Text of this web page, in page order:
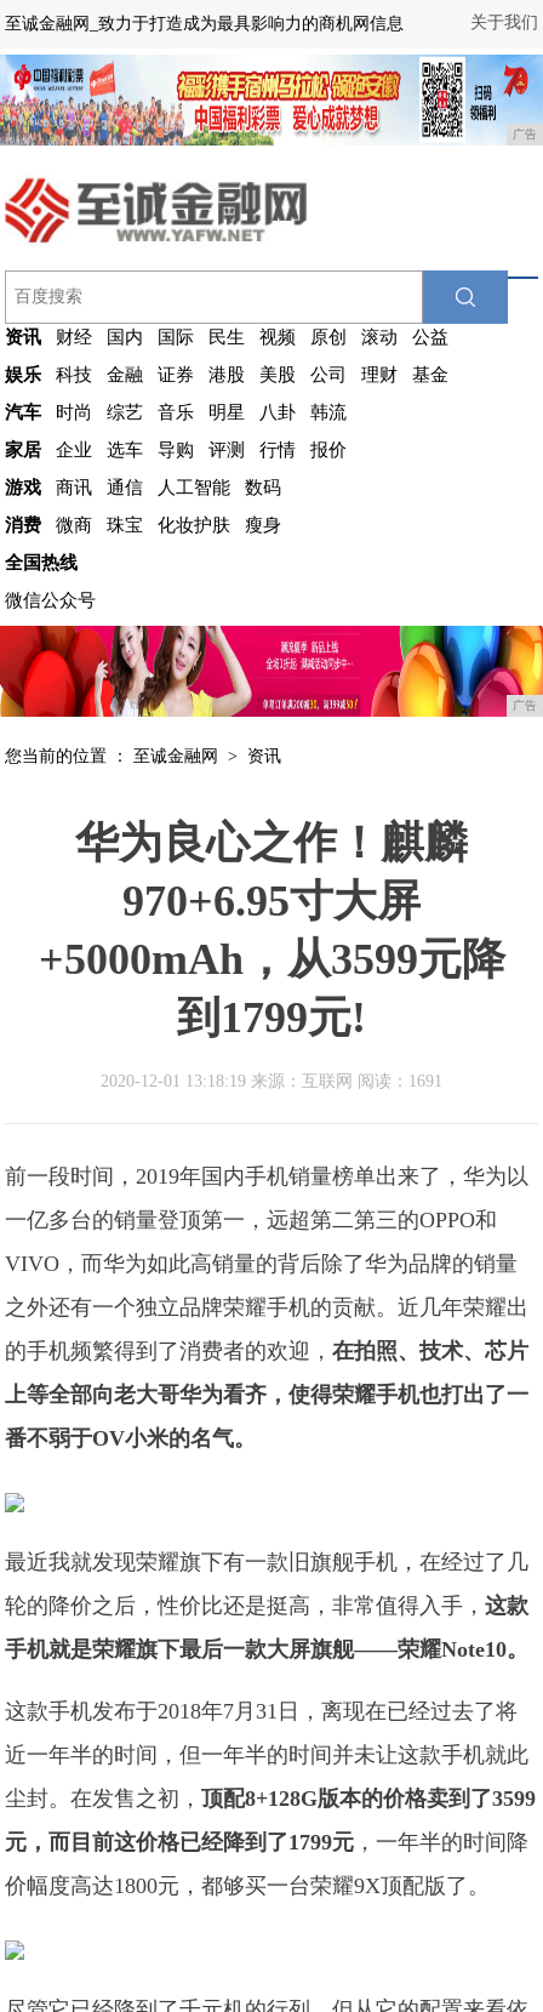
关于我们
至诚金融网_致力于打造成为最具影响力的商机网信息
广告
资讯 财经 国内 国际 民生 视频 原创 滚动
公益
娱乐
科技 金融 证券 港股 美股 公司 理财
基金
汽车
时尚 综艺 音乐 明星 八卦
韩流
家居
企业 选车 导购 评测 行情
报价
游戏
商讯 通信 人工智能
数码
消费
微商 珠宝 化妆护肤
瘦身
全国热线
微信公众号
广告
您当前的位置 ： 至诚金融网 > 资讯
华为良心之作！麒麟
970+6.95寸大屏
+5000mAh，从3599元降
到1799元!
2020-12-01 13:18:19 来源：互联网 阅读：1691
前一段时间，2019年国内手机销量榜单出来了，华为以
一亿多台的销量登顶第一，远超第二第三的OPPO和
VIVO，而华为如此高销量的背后除了华为品牌的销量
之外还有一个独立品牌荣耀手机的贡献。近几年荣耀出
的手机频繁得到了消费者的欢迎，在拍照、技术、芯片
上等全部向老大哥华为看齐，使得荣耀手机也打出了一
番不弱于OV小米的名气。
最近我就发现荣耀旗下有一款旧旗舰手机，在经过了几
轮的降价之后，性价比还是挺高，非常值得入手，这款
手机就是荣耀旗下最后一款大屏旗舰——荣耀Note10。
这款手机发布于2018年7月31日，离现在已经过去了将
近一年半的时间，但一年半的时间并未让这款手机就此
尘封。在发售之初，顶配8+128G版本的价格卖到了3599
元，而目前这价格已经降到了1799元 ，一年半的时间降
价幅度高达1800元，都够买一台荣耀9X顶配版了。